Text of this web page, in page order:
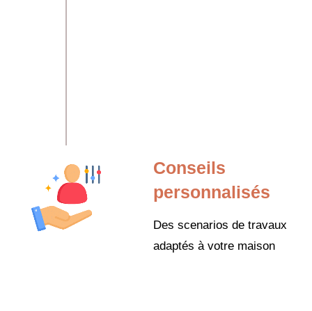
Conseils
personnalisés
Des scenarios de travaux
adaptés à votre maison